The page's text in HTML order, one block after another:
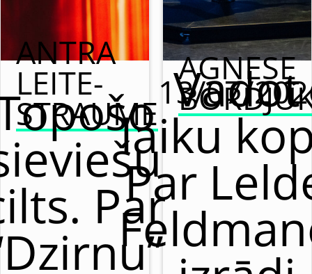
ANTRA
LEITE-
STRAUME
13/07/
Par
AGNESE
Vadot
laiku
Par